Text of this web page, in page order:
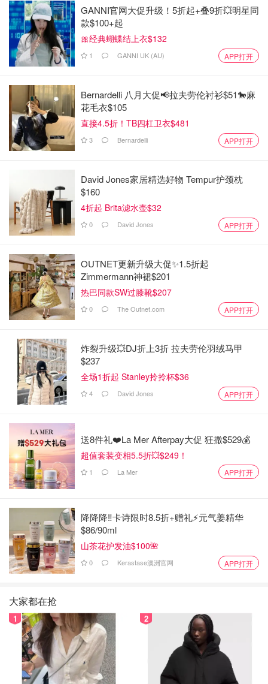
GANNI官网大促升级！5折起+叠9折💥明星同
款$100+起
🎀经典蝴蝶结上衣$132
1 GANNI UK (AU) APP打开
Bernardelli 八月大促📢拉夫劳伦衬衫$51🐎麻
花毛衣$105
直接4.5折！TB四杠卫衣$481
3 Bernardelli APP打开
David Jones家居精选好物 Tempur护颈枕
$160
4折起 Brita滤水壶$32
0 David Jones APP打开
OUTNET更新升级大促✨1.5折起
Zimmermann神裙$201
热巴同款SW过膝靴$207
0 The Outnet.com APP打开
炸裂升级💥DJ折上3折 拉夫劳伦羽绒马甲
$237
全场1折起 Stanley拎拎杯$36
4 David Jones APP打开
送8件礼❤️La Mer Afterpay大促 狂撒$529💰
超值套装变相5.5折💥$249！
1 La Mer APP打开
降降降‼️卡诗限时8.5折+赠礼⚡元气姜精华
$86/90ml
山茶花护发油$100🌺
0 Kerastase澳洲官网 APP打开
大家都在抢
1 2